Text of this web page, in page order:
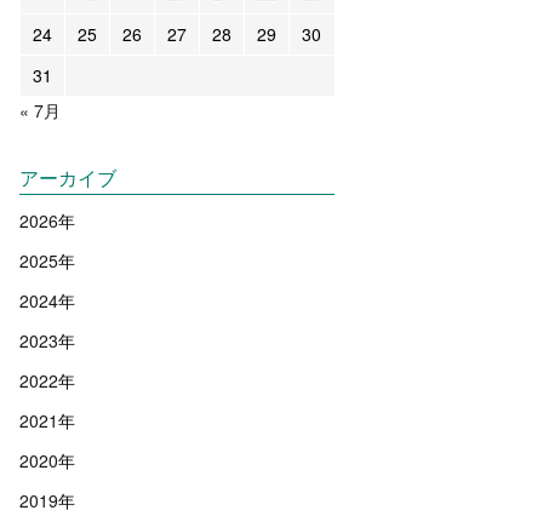
« 7月
24
25 26 27 28 29
30
31
アーカイブ
2026年
2025年
2024年
2023年
2022年
2021年
2020年
2019年